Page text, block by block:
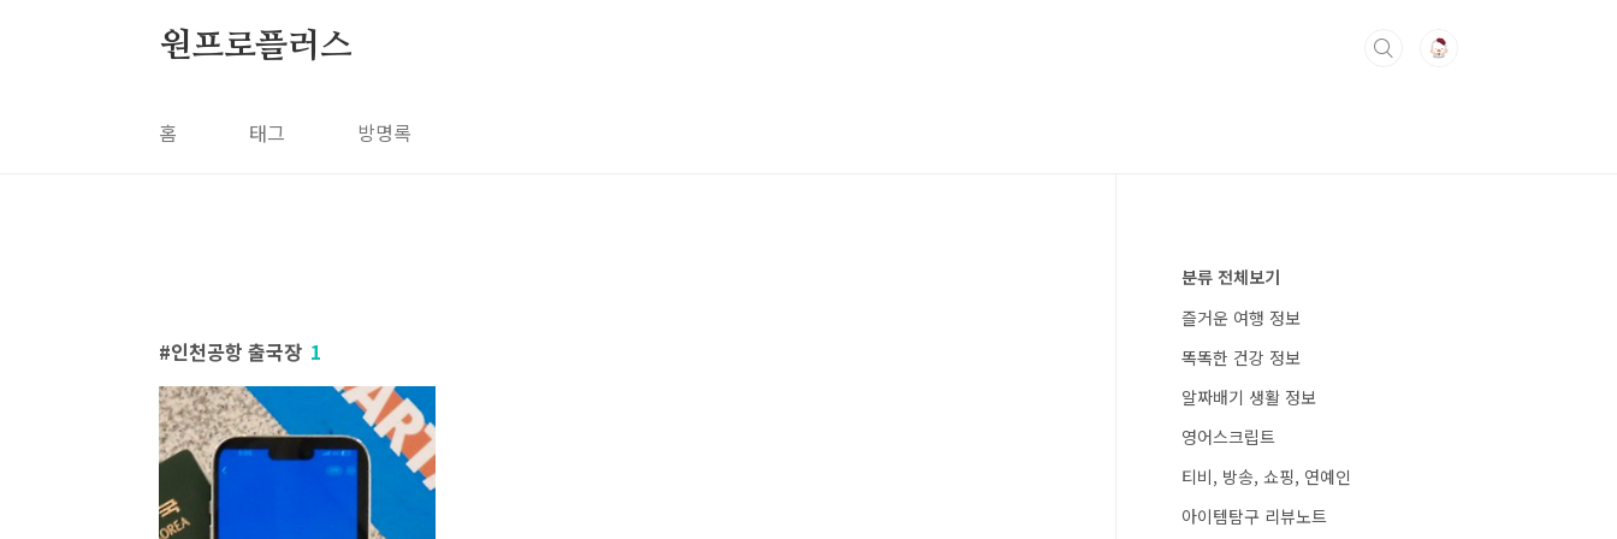
원프로플러스
홈 태그 방명록
인천공항 출국장 1
분류 전체보기
즐거운 여행 정보
똑똑한 건강 정보
알짜배기 생활 정보
영어스크립트
티비, 방송, 쇼핑, 연예인
아이템탐구 리뷰노트